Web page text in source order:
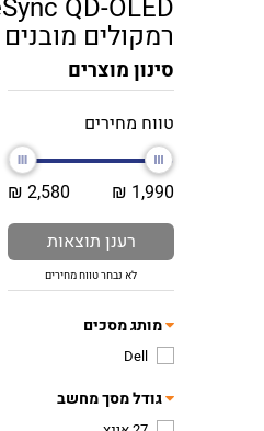
רמקולים מובנים
סינון מוצרים
טווח מחירים
1,990 ₪
2,580 ₪
רענן תוצאות
לא נבחר טווח מחירים
מותג מסכים
Dell
גודל מסך מחשב